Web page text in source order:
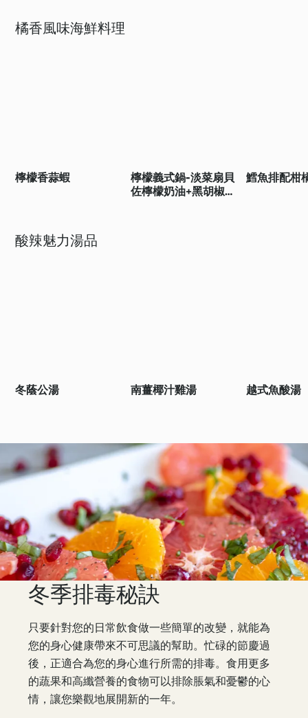
橘香風味海鮮料理
檸檬香蒜蝦
檸檬義式鍋-淡菜扇貝
佐檸檬奶油+黑胡椒檸
鱈魚排配柑
酸辣魅力湯品
冬蔭公湯 南薑椰汁雞湯 越式魚酸湯
冬季排毒秘訣
只要針對您的日常飲食做一些簡單的改變，就能為
您的身心健康帶來不可思議的幫助。忙碌的節慶過
後，正適合為您的身心進行所需的排毒。食用更多
的蔬果和高纖營養的食物可以排除脹氣和憂鬱的心
情，讓您樂觀地展開新的一年。